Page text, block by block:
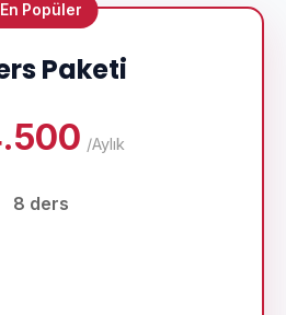
En Popüler
Paketi
/Aylık
8 ders